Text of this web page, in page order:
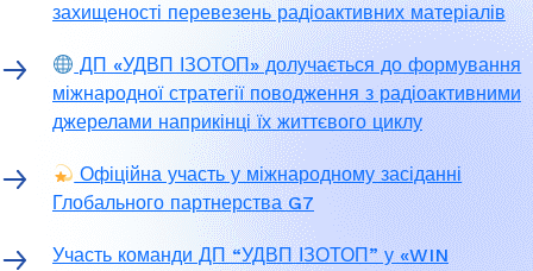
захищеності перевезень радіоактивних матеріалів
ДП «УДВП ІЗОТОП» долучається до формування
міжнародної стратегії поводження з радіоактивними
джерелами наприкінці їх життєвого циклу
Офіційна участь у міжнародному засіданні
Глобального партнерства G7
Участь команди ДП “УДВП ІЗОТОП” у «WIN